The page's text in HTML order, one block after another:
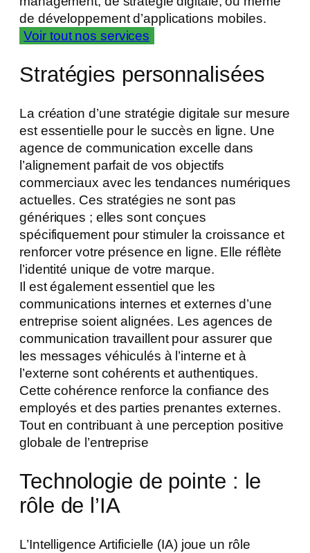
de développement d’applications mobiles​.
Voir tout nos services
Stratégies personnalisées
La création d’une stratégie digitale sur mesure
est essentielle pour le succès en ligne. Une
agence de communication excelle dans
l’alignement parfait de vos objectifs
commerciaux avec les tendances numériques
actuelles. Ces stratégies ne sont pas
génériques ; elles sont conçues
spécifiquement pour stimuler la croissance et
renforcer votre présence en ligne. Elle réflète
l’identité unique de votre marque​.
Il est également essentiel que les
communications internes et externes d’une
entreprise soient alignées. Les agences de
communication travaillent pour assurer que
les messages véhiculés à l’interne et à
l’externe sont cohérents et authentiques.
Cette cohérence renforce la confiance des
employés et des parties prenantes externes.
Tout en contribuant à une perception positive
globale de l’entreprise
Technologie de pointe : le
rôle de l’IA
L’Intelligence Artificielle (IA) joue un rôle